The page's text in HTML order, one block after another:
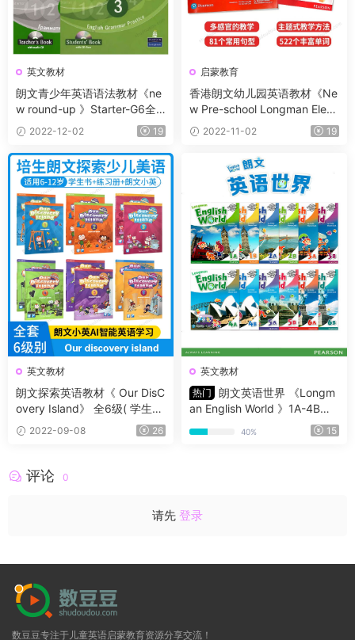
英文教材
朗文青少年英语语法教材《ne
w round-up 》Starter-G6全
套7级别（学生用书+教师用书
+音频）
2022-12-02 19
启蒙教育
香港朗文幼儿园英语教材《Ne
w Pre-school Longman Elec
t》1-6级 包含教学用书+教学
视频+白板软件+家长指导书
2022-11-02 19
英文教材
朗文探索英语教材《 Our DisC
overy Island》 全6级( 学生教
师书 | 练习册 | 音频 | 白板 )
2022-09-08 26
英文教材
热门
朗文英语世界 《Longm
an English World 》1A-4B的
学生用书+练习册+音频+1-6级
别视频+1-6级别白板软件+1-6
40% 15
评论 0
请先 登录
数豆豆专注于儿童英语启蒙教育资源分享交流！